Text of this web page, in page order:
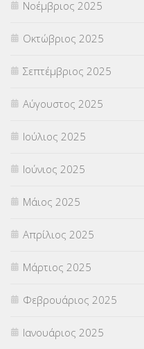
ΥΠΕΡΑΡΙΘΜΟΙ(1)
ΥΠΟΤΡΟΦΙΕΣ(28)
ΦΥΣΙΚΗ ΑΓΩΓΗ(692)
Χωρίς κατηγορία
Νοέμβριος 2025
Οκτώβριος 2025
Σεπτέμβριος 2025
Αύγουστος 2025
Ιούλιος 2025
Ιούνιος 2025
Μάιος 2025
Απρίλιος 2025
Μάρτιος 2025
Φεβρουάριος 2025
Ιανουάριος 2025